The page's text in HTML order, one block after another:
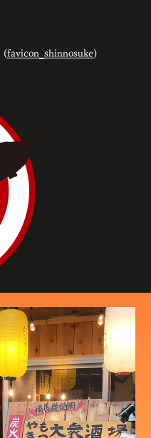
(favicon_shinnosuke)